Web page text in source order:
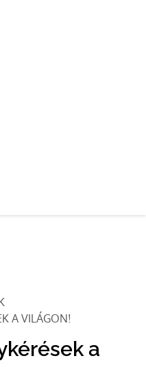
A VILÁGON!
a